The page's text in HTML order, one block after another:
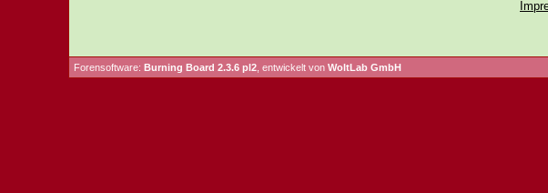
Forensoftware: Burning Board 2.3.6 pl2, entwickelt von WoltLab GmbH